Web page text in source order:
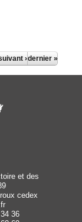
›dernier »
et des
cedex
36